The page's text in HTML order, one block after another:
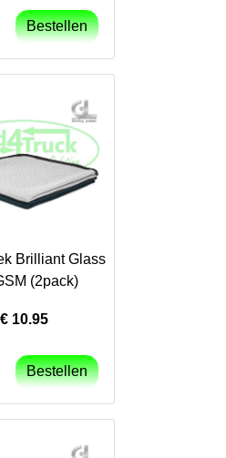
Brilliant Glass
(2pack)
€ 10.95